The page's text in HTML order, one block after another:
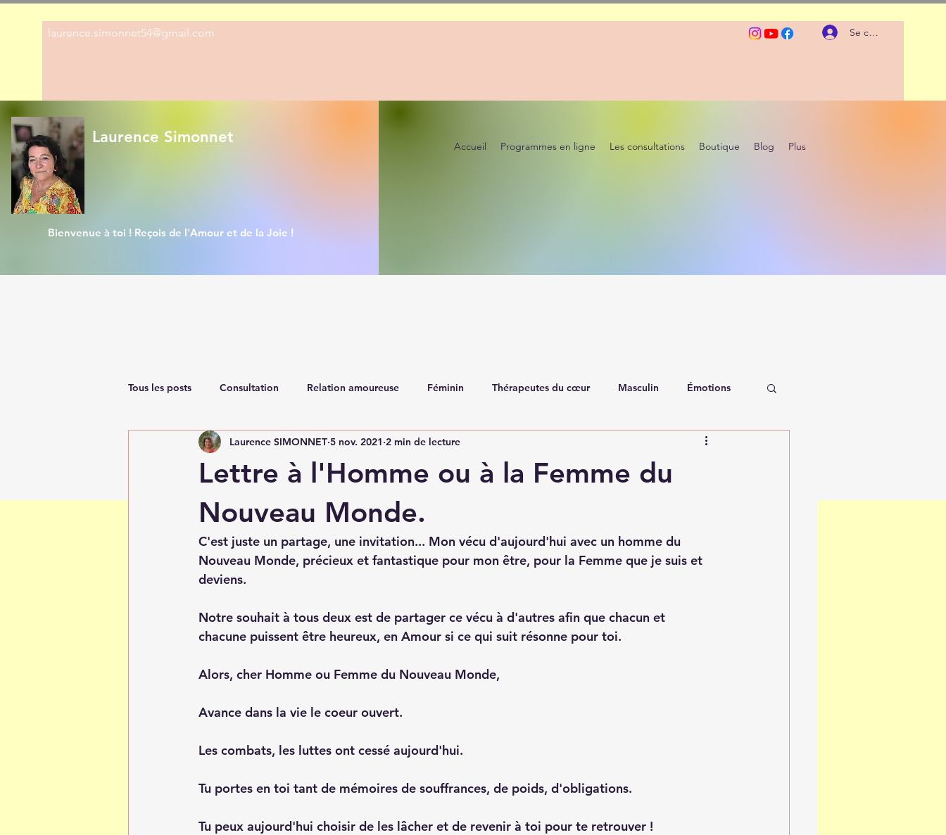
laurence.simonnet54@gmail.com Se connecter
Laurence Simonnet
Bienvenue à toi ! Reçois de l'Amour et de la Joie !
Accueil Programmes en ligne Les consultations Boutique Blog Plus
Tous les posts Consultation Relation amoureuse Féminin Thérapeutes du cœur Masculin Émotions
Renaissance
Lettre à l'Homme ou à la Femme du
Nouveau Monde.
Laurence SIMONNET 5 nov. 2021 2 min de lecture
C'est juste un partage, une invitation... Mon vécu d'aujourd'hui avec un homme du
Nouveau Monde, précieux et fantastique pour mon être, pour la Femme que je suis et
deviens.
Notre souhait à tous deux est de partager ce vécu à d'autres afin que chacun et
chacune puissent être heureux, en Amour si ce qui suit résonne pour toi.
Alors, cher Homme ou Femme du Nouveau Monde,
Avance dans la vie le coeur ouvert.
Les combats, les luttes ont cessé aujourd'hui.
Tu portes en toi tant de mémoires de souffrances, de poids, d'obligations.
Tu peux aujourd'hui choisir de les lâcher et de revenir à toi pour te retrouver !